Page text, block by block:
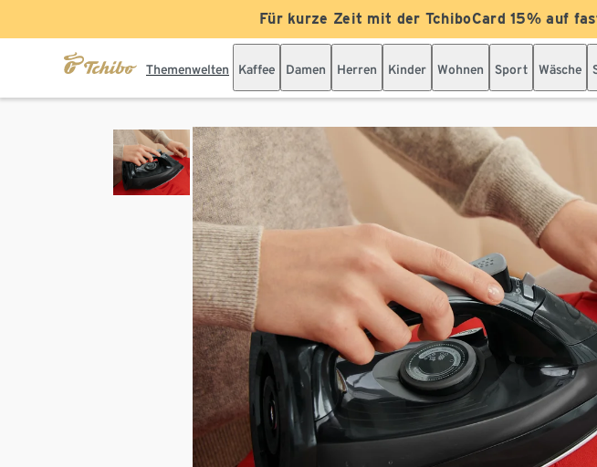
Für kurze Zeit mit der TchiboCard 15% auf
Themenwelten Kaffee Damen Herren Kinder Wohnen Sport Wäsche